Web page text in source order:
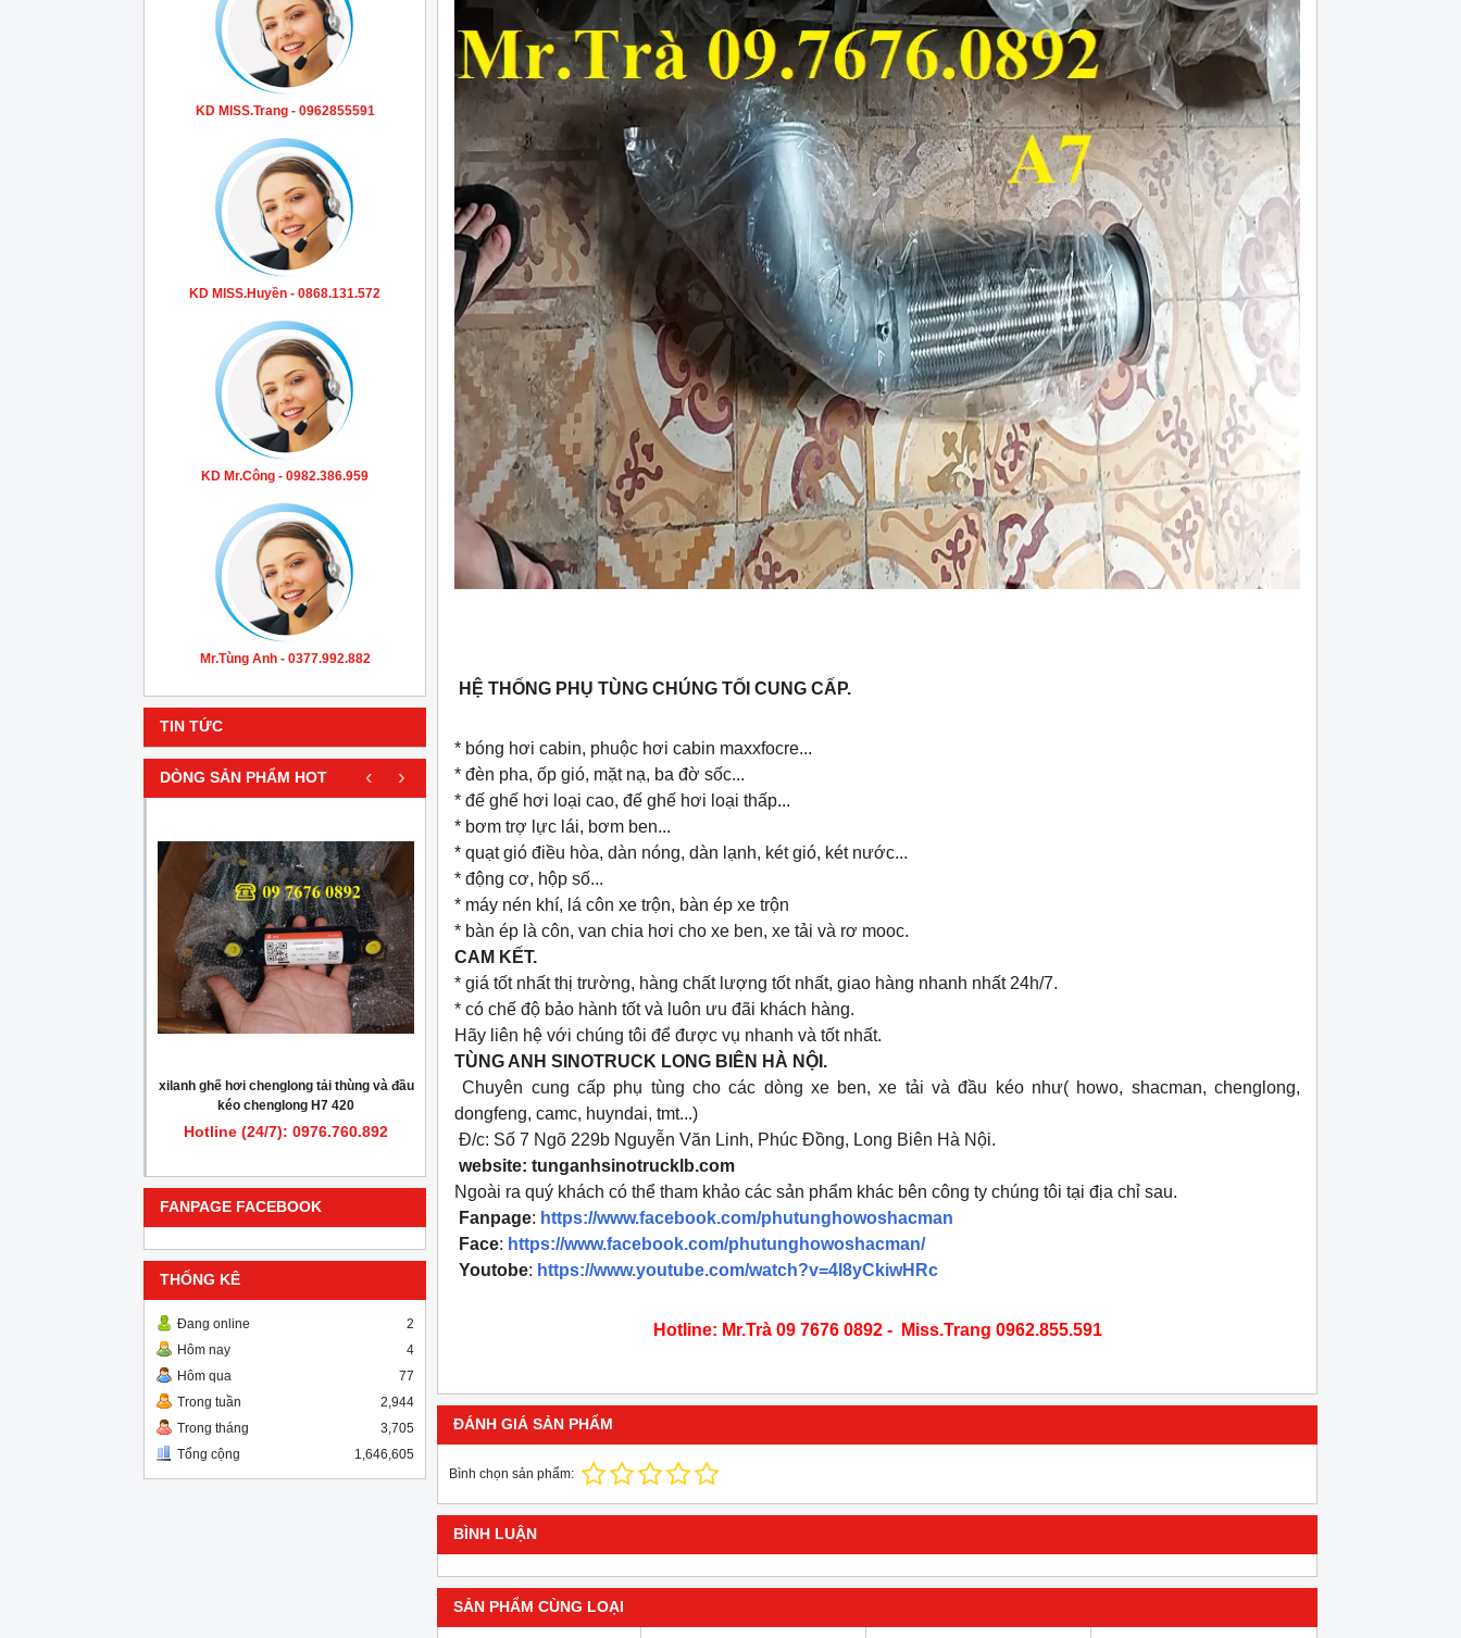
KD MISS.Trang - 0962855591
KD MISS.Huyền - 0868.131.572
KD Mr.Công - 0982.386.959
Mr.Tùng Anh - 0377.992.882
TIN TỨC
DÒNG SẢN PHẨM HOT
xilanh ghế hơi chenglong tải thùng và đầu
kéo chenglong H7 420
Hotline (24/7): 0976.760.892
Bóng hơi sau cabin chenglong
Hotline (24/7): 0976.760.892
LÁ CÔN HYUNDAI COUNTY BẢN 300, 14
Hotline (24/7): 0976.760.892
lá côn huyndai hd 120 máy d6ga bản 395,
‹ ›
FANPAGE FACEBOOK
THỐNG KÊ
Đang online
2
Hôm nay
4
Hôm qua
77
Trong tuần
2,944
Trong tháng
3,705
Tổng cộng
1,646,605
HỆ THỐNG PHỤ TÙNG CHÚNG TỐI CUNG CẤP.
* bóng hơi cabin, phuộc hơi cabin maxxfocre...
* đèn pha, ốp gió, mặt nạ, ba đờ sốc...
* đế ghế hơi loại cao, đế ghế hơi loại thấp...
* bơm trợ lực lái, bơm ben...
* quạt gió điều hòa, dàn nóng, dàn lạnh, két gió, két nước...
* động cơ, hộp số...
* máy nén khí, lá côn xe trộn, bàn ép xe trộn
* bàn ép là côn, van chia hơi cho xe ben, xe tải và rơ mooc.
CAM KẾT.
* giá tốt nhất thị trường, hàng chất lượng tốt nhất, giao hàng nhanh nhất 24h/7.
* có chế độ bảo hành tốt và luôn ưu đãi khách hàng.
Hãy liên hệ với chúng tôi để được vụ nhanh và tốt nhất.
TÙNG ANH SINOTRUCK LONG BIÊN HÀ NỘI.
Chuyên cung cấp phụ tùng cho các dòng xe ben, xe tải và đầu kéo như( howo, shacman, chenglong,
dongfeng, camc, huyndai, tmt...)
Đ/c: Số 7 Ngõ 229b Nguyễn Văn Linh, Phúc Đồng, Long Biên Hà Nội.
website: tunganhsinotrucklb.com
Ngoài ra quý khách có thể tham khảo các sản phẩm khác bên công ty chúng tôi tại địa chỉ sau.
Fanpage: https://www.facebook.com/phutunghowoshacman
Face: https://www.facebook.com/phutunghowoshacman/
Youtobe: https://www.youtube.com/watch?v=4l8yCkiwHRc
​Hotline: Mr.Trà 09 7676 0892 - Miss.Trang 0962.855.591
ĐÁNH GIÁ SẢN PHẨM
Bình chọn sản phẩm:
BÌNH LUẬN
SẢN PHẨM CÙNG LOẠI